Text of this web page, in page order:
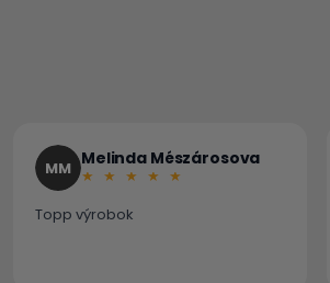
MM Melinda Mészárosova
Topp výrobok